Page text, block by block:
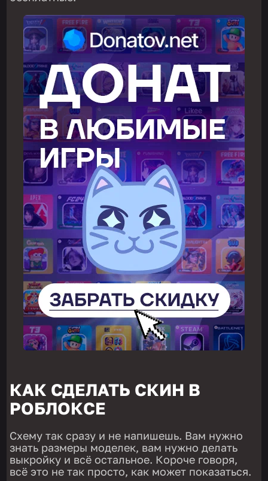
КАК СДЕЛАТЬ СКИН В
РОБЛОКСЕ
Схему так сразу и не напишешь. Вам нужно
знать размеры моделек, вам нужно делать
выкройку и всё остальное. Короче говоря,
всё это не так просто, как может показаться.